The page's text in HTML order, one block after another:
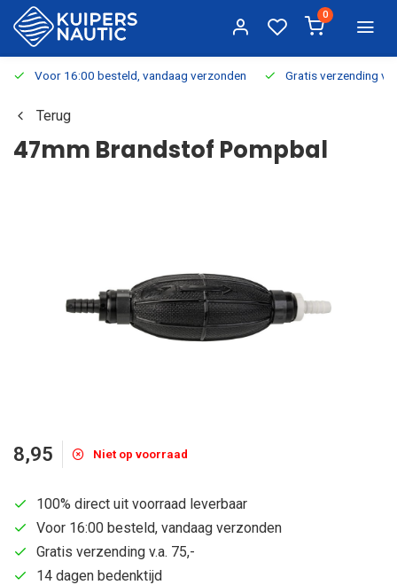
0
Voor 16:00 besteld, vandaag verzonden Gratis verzending
Terug
47mm Brandstof Pompbal
8,95 Niet op voorraad
100% direct uit voorraad leverbaar
Voor 16:00 besteld, vandaag verzonden
Gratis verzending v.a. 75,-
14 dagen bedenktijd